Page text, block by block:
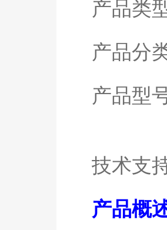
产品类
产品分
产品型
技术支
产品概